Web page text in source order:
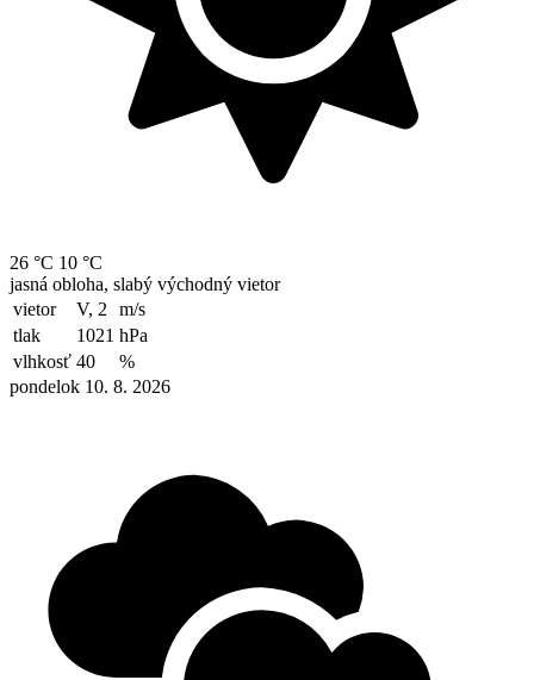
26 °C 10 °C
jasná obloha, slabý východný vietor
vietor
V, 2
m/s
tlak
1021 hPa
vlhkosť 40
%
pondelok 10. 8. 2026